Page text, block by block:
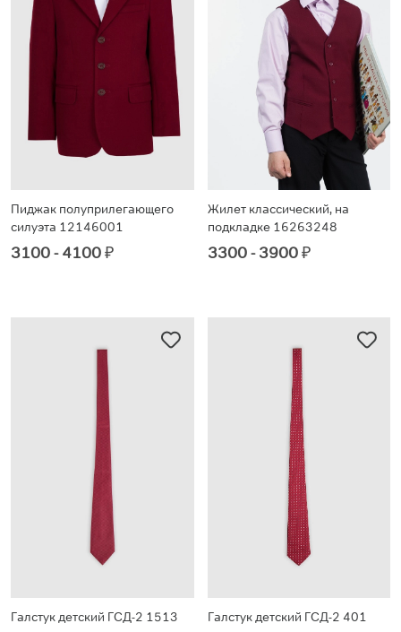
Пиджак полуприлегающего
силуэта 12146001
3100 - 4100₽
Жилет классический, на
подкладке 16263248
3300 - 3900₽
Галстук детский ГСД-2 1513 Галстук детский ГСД-2 401